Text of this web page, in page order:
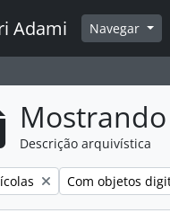
Adami Navegar
Descrição arquivística
filtro:Remover filtro:
Com objetos